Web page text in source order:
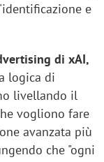
e
di xAI,
logica di
livellando il
vogliono fare
avanzata più
che "ogni